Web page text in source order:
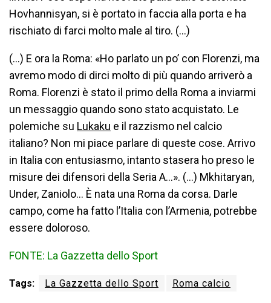
Hovhannisyan, si è portato in faccia alla porta e ha
rischiato di farci molto male al tiro. (…)
(…) E ora la Roma: «Ho parlato un po’ con Florenzi, ma
avremo modo di dirci molto di più quando arriverò a
Roma. Florenzi è stato il primo della Roma a inviarmi
un messaggio quando sono stato acquistato. Le
polemiche su Lukaku e il razzismo nel calcio
italiano? Non mi piace parlare di queste cose. Arrivo
in Italia con entusiasmo, intanto stasera ho preso le
misure dei difensori della Seria A…». (…) Mkhitaryan,
Under, Zaniolo… È nata una Roma da corsa. Darle
campo, come ha fatto l’Italia con l’Armenia, potrebbe
essere doloroso.
FONTE: La Gazzetta dello Sport
Tags: La Gazzetta dello Sport Roma calcio